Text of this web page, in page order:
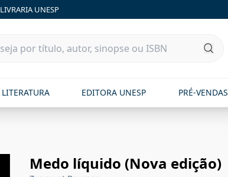
LIVRARIA UNESP
LITERATURA EDITORA UNESP PRÉ-VENDAS
Medo líquido (Nova edição)